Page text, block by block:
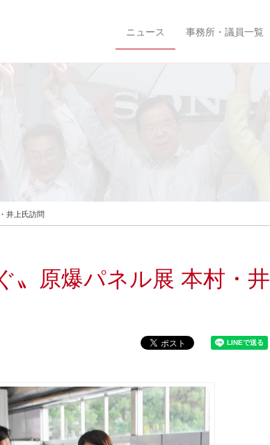
ニュース 事務所・議員一覧
井上氏訪問
〟原爆パネル展 本村・井